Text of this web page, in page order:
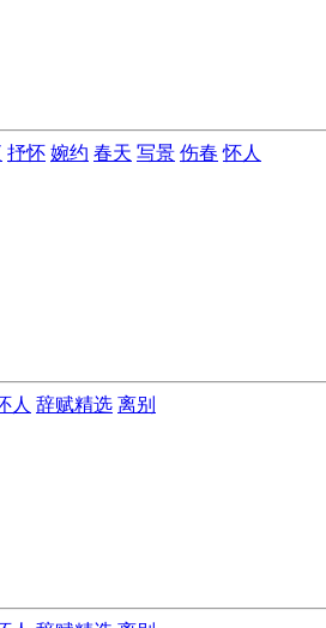
抒怀 婉约 春天 写景 伤春 怀人
人 辞赋精选 离别